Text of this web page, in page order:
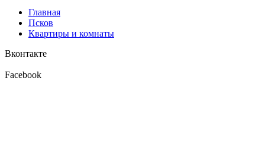
Главная
Псков
Квартиры и комнаты
Вконтакте
Facebook